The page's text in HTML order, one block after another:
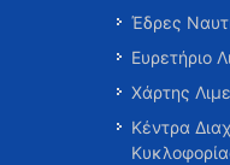
Έδρες
Ευρετήριο
Χάρτης
Κέντρα